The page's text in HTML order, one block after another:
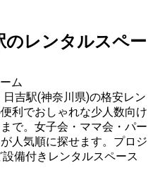
のレンタルスペー
ム
日吉駅(神奈川県)の格安レン
利でおしゃれな少人数向け
で。女子会・ママ会・パー
人気順に探せます。プロジ
備付きレンタルスペース